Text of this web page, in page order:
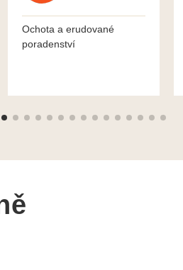
Ochota a erudované
poradenství